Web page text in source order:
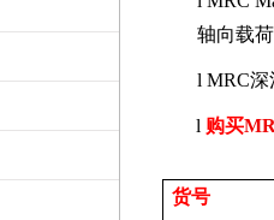
轴向载
l MRC深
l 购买
货号